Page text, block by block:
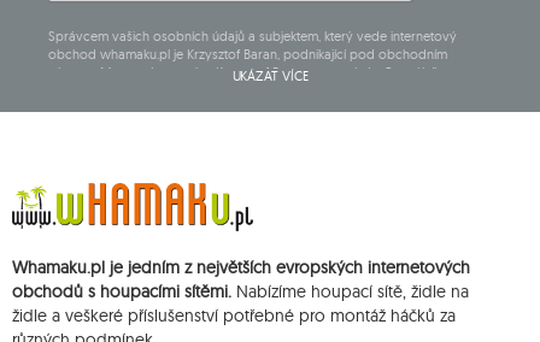
Správcem vašich osobních údajů a subjektem, který vede internetový
obchod whamaku.pl je Krzysztof Baran, podnikající pod obchodním
názvem: Mouton Interactive Krzysztof Baran zapsaný do Centrálního
doby zrušení subskripce.
Přísluší vám právo k požádání o přístup k vašim osobním údajům, jejich
opravě, odstranění, omezení zpracování, podání námitky vůči zpracování
souhlasu v libovolném momentu aniž je tím dotčena zákonnost zpracování,
které bylo provedeno na základě souhlasu před jeho zrušením. Za tímto
účelem můžete kontaktovat zákaznický servis Mouton Interactive na e-
mailové adrese nebo písemně na adrese firmy.
UKÁZAT VÍCE
Whamaku.pl je jedním z největších evropských internetových
obchodů s houpacími sítěmi. Nabízíme houpací sítě, židle na
židle a veškeré příslušenství potřebné pro montáž háčků za